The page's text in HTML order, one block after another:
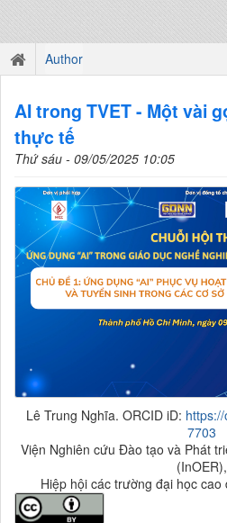
Author
AI trong TVET - Một vài
thực tế
Thứ sáu - 09/05/2025 10:05
Lê Trung Nghĩa. ORCID iD:
7703
Viện Nghiên cứu Đào tạo và Phát
(InOER),
Hiệp hội các trường đại học cao